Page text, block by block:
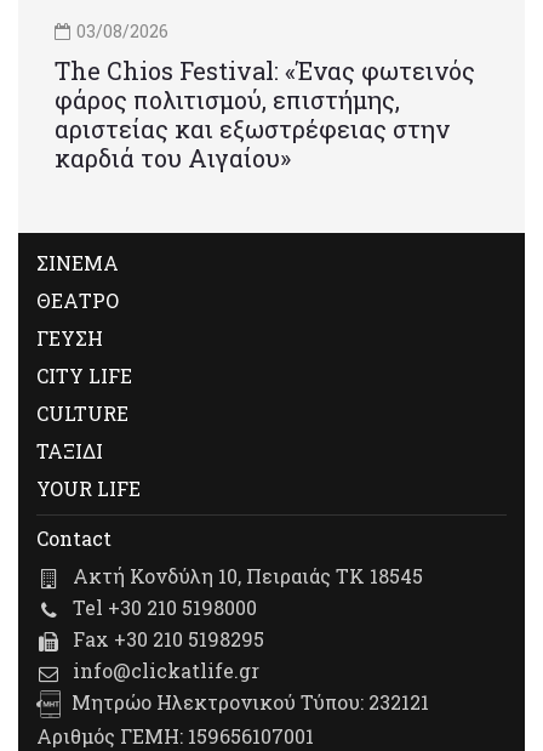
03/08/2026
Τhe Chios Festival: «Ένας φωτεινός
φάρος πολιτισμού, επιστήμης,
αριστείας και εξωστρέφειας στην
καρδιά του Αιγαίου»
ΣΙΝΕΜΑ
ΘΕΑΤΡΟ
ΓΕΥΣΗ
CITY LIFE
CULTURE
ΤΑΞΙΔΙ
YOUR LIFE
Contact
Ακτή Κονδύλη 10, Πειραιάς ΤΚ 18545
Tel +30 210 5198000
Fax +30 210 5198295
info@clickatlife.gr
Μητρώο Ηλεκτρονικού Τύπου: 232121
Αριθμός ΓΕΜΗ: 159656107001